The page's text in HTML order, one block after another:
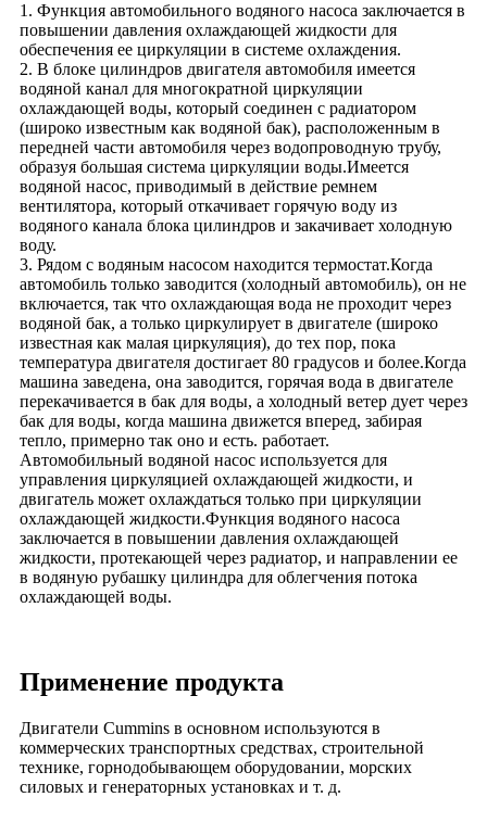
1. Функция автомобильного водяного насоса заключается в
повышении давления охлаждающей жидкости для
обеспечения ее циркуляции в системе охлаждения.
2. В блоке цилиндров двигателя автомобиля имеется
водяной канал для многократной циркуляции
охлаждающей воды, который соединен с радиатором
(широко известным как водяной бак), расположенным в
передней части автомобиля через водопроводную трубу,
образуя большая система циркуляции воды.Имеется
водяной насос, приводимый в действие ремнем
вентилятора, который откачивает горячую воду из
водяного канала блока цилиндров и закачивает холодную
воду.
3. Рядом с водяным насосом находится термостат.Когда
автомобиль только заводится (холодный автомобиль), он не
включается, так что охлаждающая вода не проходит через
водяной бак, а только циркулирует в двигателе (широко
известная как малая циркуляция), до тех пор, пока
температура двигателя достигает 80 градусов и более.Когда
машина заведена, она заводится, горячая вода в двигателе
перекачивается в бак для воды, а холодный ветер дует через
бак для воды, когда машина движется вперед, забирая
тепло, примерно так оно и есть. работает.
Автомобильный водяной насос используется для
управления циркуляцией охлаждающей жидкости, и
двигатель может охлаждаться только при циркуляции
охлаждающей жидкости.Функция водяного насоса
заключается в повышении давления охлаждающей
жидкости, протекающей через радиатор, и направлении ее
в водяную рубашку цилиндра для облегчения потока
охлаждающей воды.
Применение продукта
Двигатели Cummins в основном используются в
коммерческих транспортных средствах, строительной
технике, горнодобывающем оборудовании, морских
силовых и генераторных установках и т. д.